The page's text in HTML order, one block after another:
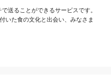
送ることができるサービスです。
いた食の文化と出会い、みなさま